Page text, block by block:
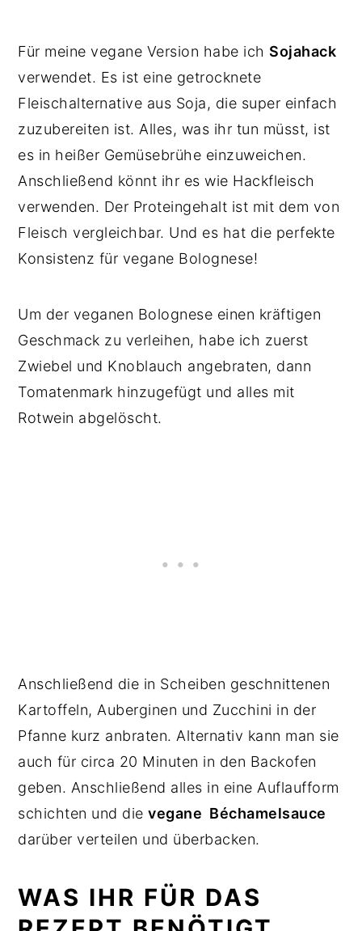
Für meine vegane Version habe ich Sojahack
verwendet. Es ist eine getrocknete
Fleischalternative aus Soja, die super einfach
zuzubereiten ist. Alles, was ihr tun müsst, ist
es in heißer Gemüsebrühe einzuweichen.
Anschließend könnt ihr es wie Hackfleisch
verwenden. Der Proteingehalt ist mit dem von
Fleisch vergleichbar. Und es hat die perfekte
Konsistenz für vegane Bolognese!
Um der veganen Bolognese einen kräftigen
Geschmack zu verleihen, habe ich zuerst
Zwiebel und Knoblauch angebraten, dann
Tomatenmark hinzugefügt und alles mit
Rotwein abgelöscht.
Anschließend die in Scheiben geschnittenen
Kartoffeln, Auberginen und Zucchini in der
Pfanne kurz anbraten. Alternativ kann man sie
auch für circa 20 Minuten in den Backofen
geben. Anschließend alles in eine Auflaufform
schichten und dievegane Béchamelsauce
darüber verteilen und überbacken.
WAS IHR FÜR DAS